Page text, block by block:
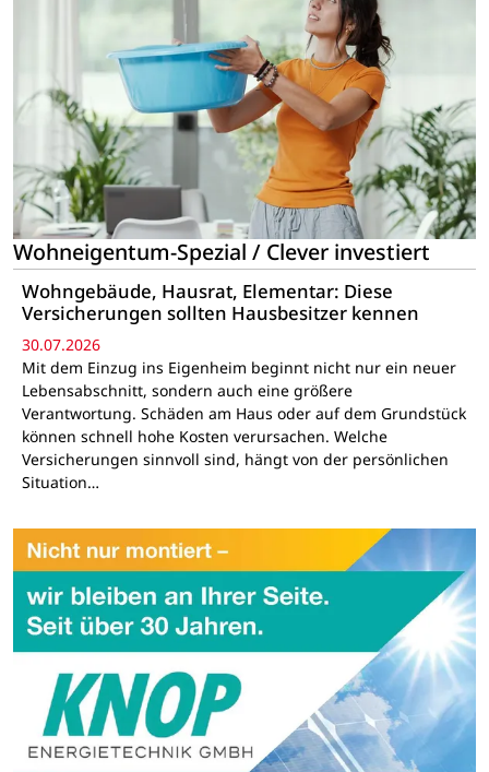
Wohneigentum-Spezial / Clever investiert
Wohngebäude, Hausrat, Elementar: Diese
Versicherungen sollten Hausbesitzer kennen
30.07.2026
Mit dem Einzug ins Eigenheim beginnt nicht nur ein neuer
Lebensabschnitt, sondern auch eine größere
Verantwortung. Schäden am Haus oder auf dem Grundstück
können schnell hohe Kosten verursachen. Welche
Versicherungen sinnvoll sind, hängt von der persönlichen
Situation…